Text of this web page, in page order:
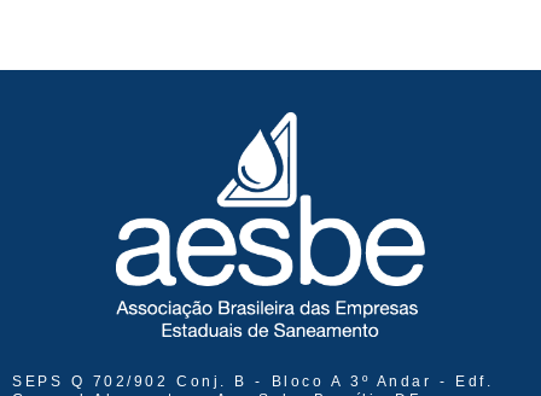
SEPS Q 702/902 Conj. B - Bloco A 3º Andar - Edf.